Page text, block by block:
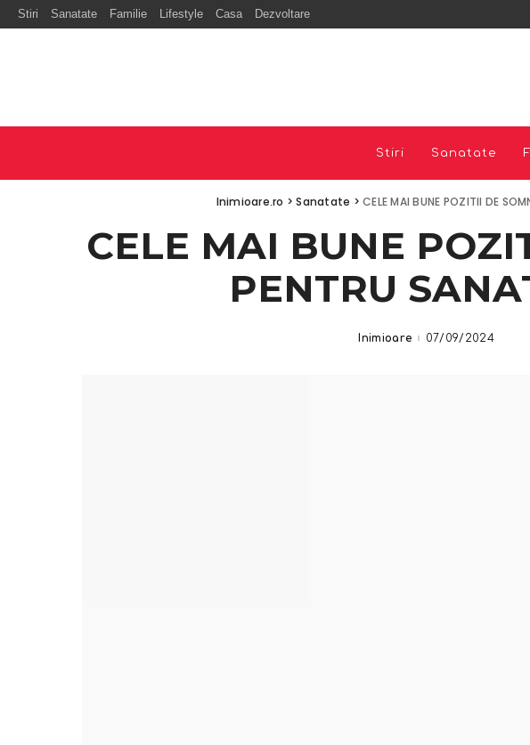
Stiri Sanatate Familie Lifestyle Casa Dezvoltare
Stiri Sanatate
Inimioare.ro >Sanatate >CELE MAI BUNE POZITII DE
CELE MAI BUNE
PENTRU
Posted
Inimioare 07/09/2024